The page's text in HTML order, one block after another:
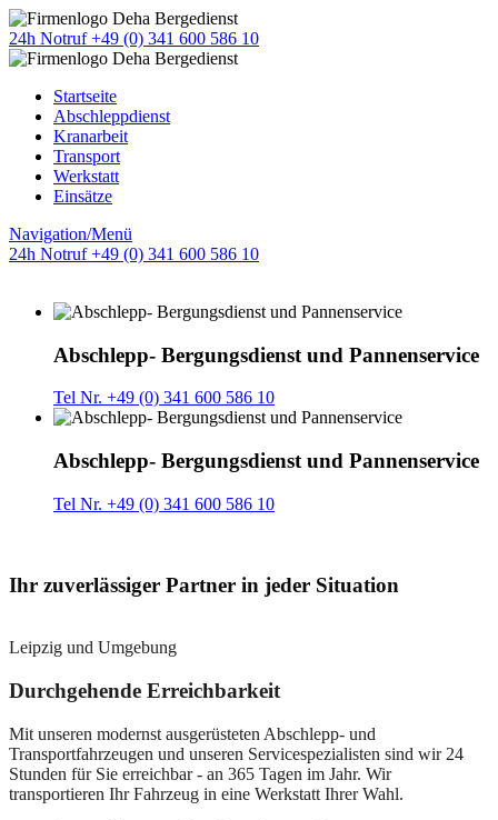
24h Notruf +49 (0) 341 600 586 10
Startseite
Abschleppdienst
Kranarbeit
Transport
Werkstatt
Einsätze
Navigation/Menü
24h Notruf +49 (0) 341 600 586 10
Abschlepp- Bergungsdienst und Pannenservice
Tel Nr. +49 (0) 341 600 586 10
Abschlepp- Bergungsdienst und Pannenservice
Tel Nr. +49 (0) 341 600 586 10
Ihr zuverlässiger Partner in jeder Situation
Leipzig und Umgebung
Durchgehende Erreichbarkeit
Mit unseren modernst ausgerüsteten Abschlepp- und
Transportfahrzeugen und unseren Servicespezialisten sind wir 24
Stunden für Sie erreichbar - an 365 Tagen im Jahr. Wir
transportieren Ihr Fahrzeug in eine Werkstatt Ihrer Wahl.